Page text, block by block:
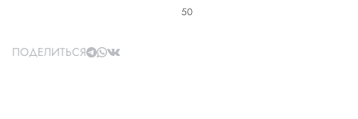
50
ПОДЕЛИТЬСЯ